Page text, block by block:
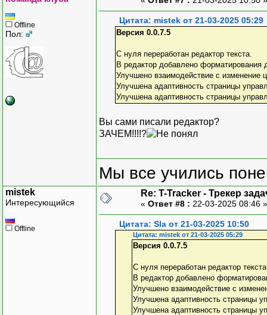
Offline
Пол:
Цитата: mistek от 21-03-2025 05:29
Версия 0.0.7.5
С нуля переработан редактор текста.
В редактор добавлено форматирования
Улучшено взаимодействие с изменение
Улучшена адаптивность страницы
Улучшена адаптивность страницы
Вы сами писали редактор?
ЗАЧЕМ!!!!?
Мы все учились
mistek
Интересующийся
Offline
Re: T-Tracker - Трекер
« Ответ #8 : 22-03-2025 08:46
Цитата: Sla от 21-03-2025 10:50
Цитата: mistek от 21-03-2025 05:29
Версия 0.0.7.5
С нуля переработан редактор
В редактор добавлено
Улучшено взаимодействие с
Улучшена адаптивность страницы
Улучшена адаптивность страницы